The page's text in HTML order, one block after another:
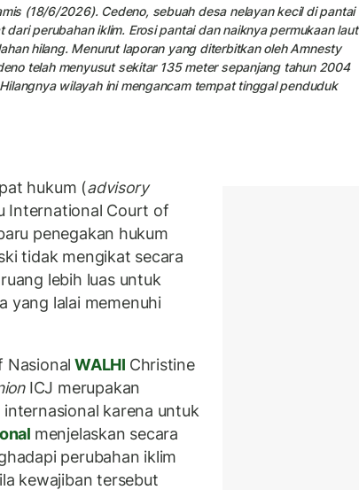
(18/6/2026). Cedeno, sebuah desa nelayan kecil di pantai
perubahan iklim. Erosi pantai dan naiknya permukaan laut
hilang. Menurut laporan yang diterbitkan oleh Amnesty
telah menyusut sekitar 135 meter sepanjang tahun 2004
wilayah ini mengancam tempat tinggal penduduk
hukum (advisory
International Court of
penegakan hukum
tidak mengikat secara
lebih luas untuk
yang lalai memenuhi
Nasional WALHI Christine
ICJ merupakan
karena untuk
menjelaskan secara
perubahan iklim
kewajiban tersebut